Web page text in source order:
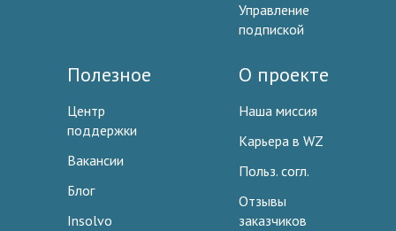
Управление
подпиской
Полезное
Центр
поддержки
Вакансии
Блог
Insolvo
О проекте
Наша миссия
Карьера в WZ
Польз. согл.
Отзывы
заказчиков